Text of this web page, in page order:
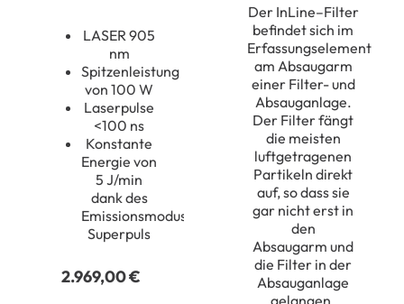
LASER 905
nm
Spitzenleistung
von 100 W
Laserpulse
<100 ns
Konstante
Energie von
5 J/min
dank des
Emissionsmodus
Superpuls
2.969,00€
Der InLine–Filter
befindet sich im
Erfassungselement
am Absaugarm
einer Filter- und
Absauganlage.
Der Filter fängt
die meisten
luftgetragenen
Partikeln direkt
auf, so dass sie
gar nicht erst in
den
Absaugarm und
die Filter in der
Absauganlage